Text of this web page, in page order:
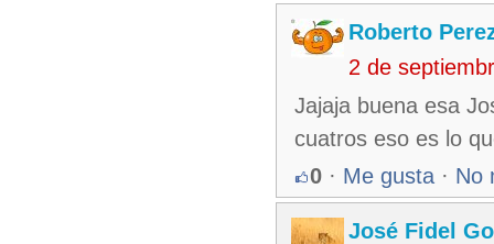
Roberto
2 de
Jajaja buena esa
cuatros eso es lo
0 · Me gusta · No
José Fidel